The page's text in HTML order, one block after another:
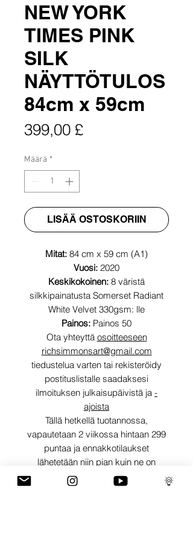
NEW YORK
TIMES PINK
SILK
NÄYTTÖTULOS
84cm x 59cm
399,00 £Hinta
Määrä *
LISÄÄ OSTOSKORIIN
Mitat: 84 cm x 59 cm (A1)
Vuosi: 2020
Keskikokoinen: 8 väristä
silkkipainatusta Somerset Radiant
White Velvet 330gsm: lle
Painos: Painos 50
Ota yhteyttä osoitteeseen
richsimmonsart@gmail.com
tiedustelua varten tai rekisteröidy
postituslistalle saadaksesi
ilmoituksen julkaisupäivistä ja -
ajoista
Tällä hetkellä tuotannossa,
vapautetaan 2 viikossa hintaan 299
puntaa ja ennakkotilaukset
lähetetään niin pian kuin ne on
allekirjoitettu ja viimeistelty